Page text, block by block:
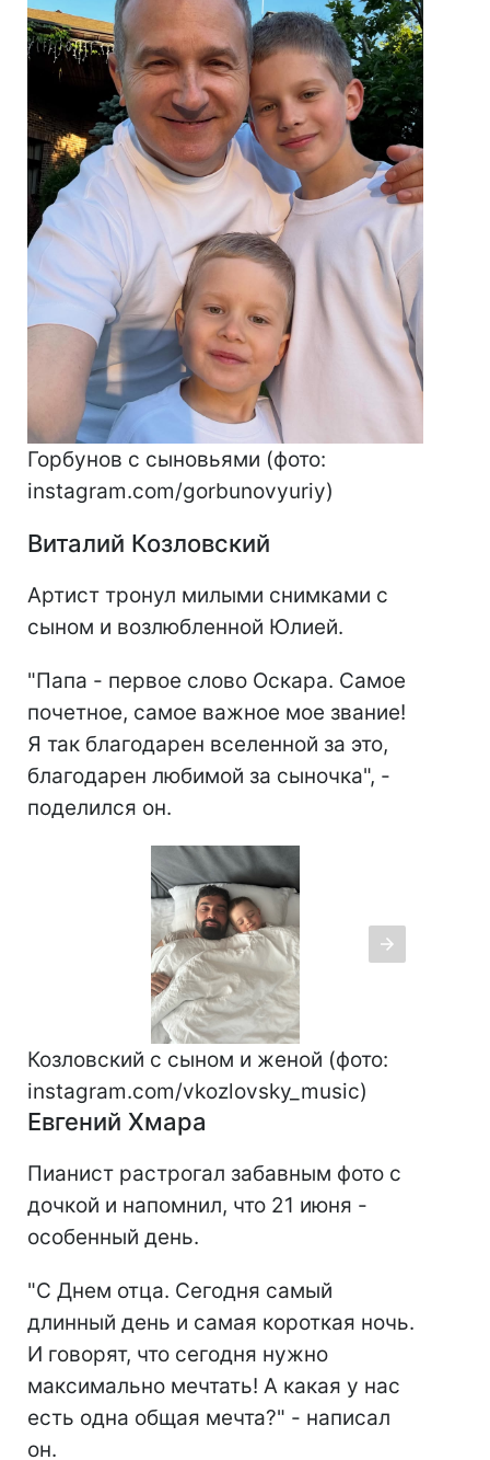
Горбунов с сыновьями (фото:
instagram.com/gorbunovyuriy)
Виталий Козловский
Артист тронул милыми снимками с
сыном и возлюбленной Юлией.
"Папа - первое слово Оскара. Самое
почетное, самое важное мое звание!
Я так благодарен вселенной за это,
благодарен любимой за сыночка", -
поделился он.
Козловский с сыном и женой (фото:
instagram.com/vkozlovsky_music)
Евгений Хмара
Пианист растрогал забавным фото с
дочкой и напомнил, что 21 июня -
особенный день.
"С Днем отца. Сегодня самый
длинный день и самая короткая ночь.
И говорят, что сегодня нужно
максимально мечтать! А какая у нас
есть одна общая мечта?" - написал
он.